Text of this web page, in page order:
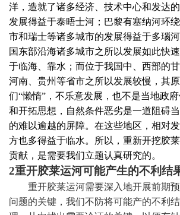
洋，造就了诸多经济、技术中心和发达
发展得益于泰晤士河；巴黎有塞纳河环
市和瑞士等诸多城市的发展得益于多瑙
国东部沿海诸多城市之所以发展如此快
于临海、靠水；而位于我国中、西部的甘
河南、贵州等省市之所以发展较慢，其
们“懒惰”，不乐意发展，也不是当地政
和开拓思想，自然条件恶劣是一道阻碍
的难以逾越的屏障。在这些地区，相对
方也多得益于临水。所以，重新开挖胶
贡献，是需要我们立题认真研究的。
2重开胶莱运河可能产生的不利结
重开胶莱运河需要深入地开展前期
问题的关键，我们不防将可能产的不利